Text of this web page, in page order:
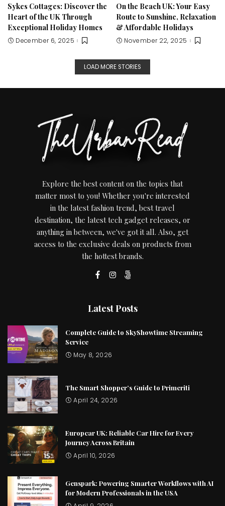
Sykes Cottages: Discover the
Heart of the UK Through
Exceptional Holiday Homes
December 6, 2025
On the Beach UK: Your Easy
Route to Sunshine, Relaxation
& Affordable Holidays
November 22, 2025
LOAD MORE STORIES
Explore the best content on the topics that
matter most to you! Whether you're interested
in the latest fashion trend, best travel
destination, the latest tech gadget releases, or
anything in between, we've got it all. Also, get
access to the exclusive deals on products from
the hottest brands.
Latest Posts
Complete Guide to SkyShowtime Streaming
Service
May 8, 2026
The Smart Shopper’s Guide to Primeriti
April 24, 2026
Europcar UK: Reliable Car Hire for Every
Journey Across Britain
April 10, 2026
Genspark: Powering Smarter Workflows with AI
for Modern Professionals in the USA